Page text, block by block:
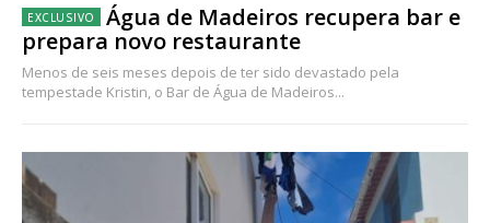
Água de Madeiros recupera bar e
prepara novo restaurante
Menos de seis meses depois de ter sido devastado pela
tempestade Kristin, o Bar de Água de Madeiros...